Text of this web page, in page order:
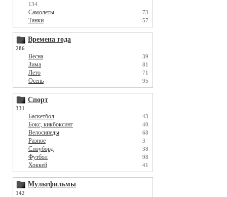
134
Самолеты 73
Танки 57
Времена года
286
Весна 39
Зима 81
Лето 71
Осень 95
Спорт
331
Баскетбол 43
Бокс, кикбоксинг 40
Велосипеды 68
Разное 3
Сноуборд 38
Футбол 98
Хоккей 41
Мультфильмы
142